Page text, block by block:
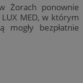
Żorach ponownie
MED, w którym
bezpłatnie